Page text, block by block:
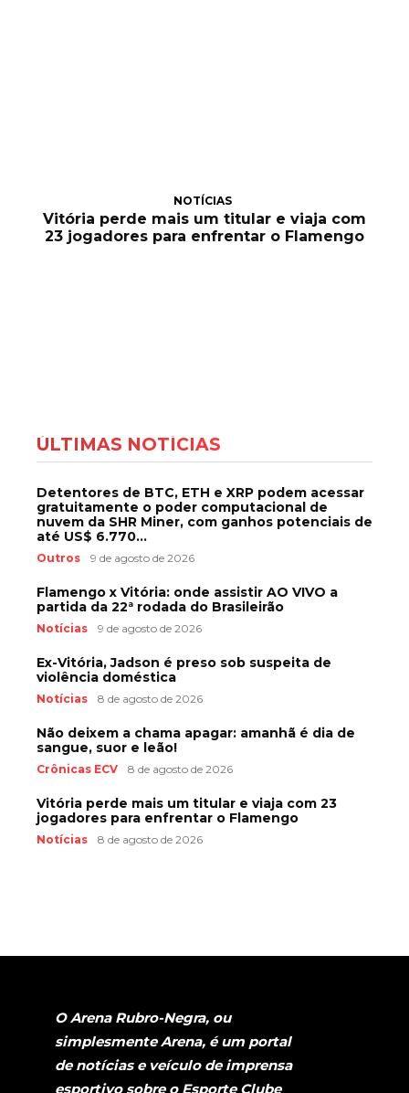
NOTÍCIAS
Vitória perde mais um titular e viaja com
23 jogadores para enfrentar o Flamengo
ÚLTIMAS NOTÍCIAS
Detentores de BTC, ETH e XRP podem acessar
gratuitamente o poder computacional de
nuvem da SHR Miner, com ganhos potenciais de
até US$ 6.770...
Outros 9 de agosto de 2026
Flamengo x Vitória: onde assistir AO VIVO a
partida da 22ª rodada do Brasileirão
Notícias 9 de agosto de 2026
Ex-Vitória, Jadson é preso sob suspeita de
violência doméstica
Notícias 8 de agosto de 2026
Não deixem a chama apagar: amanhã é dia de
sangue, suor e leão!
Crônicas ECV 8 de agosto de 2026
Vitória perde mais um titular e viaja com 23
jogadores para enfrentar o Flamengo
Notícias 8 de agosto de 2026
O Arena Rubro-Negra, ou
simplesmente Arena, é um portal
de notícias e veículo de imprensa
esportivo sobre o Esporte Clube